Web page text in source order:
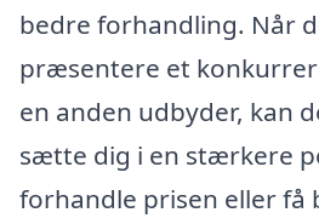
bedre forhandling. Når
præsentere et
en anden udbyder, kan
sætte dig i en stærkere
forhandle prisen eller få